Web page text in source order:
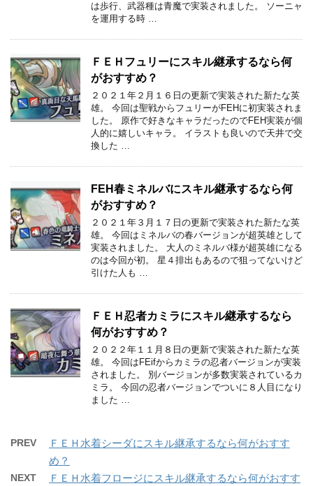
は歩行、武器種は青魔で実装されました。 ソーニャ
を運用する時 …
ＦＥＨフュリーにスキル継承するなら何
がおすすめ？
２０２１年２月１６日の更新で実装された新たな英
雄。 今回は聖戦からフュリーがFEHに初実装されま
した。 原作で好きなキャラだったのでFEH実装が個
人的に嬉しいキャラ。 イラストも良いので天井で交
換した …
FEH春ミネルバにスキル継承するなら何
がおすすめ？
２０２１年３月１７日の更新で実装された新たな英
雄。 今回はミネルバの春バージョンが超英雄として
実装されました。 大人のミネルバ様が超英雄になる
のは今回が初。 星４排出もあるので狙ってないけど
引けた人も …
ＦＥＨ忍者カミラにスキル継承するなら
何がおすすめ？
２０２２年１１月８日の更新で実装された新たな英
雄。 今回はFEifからカミラの忍者バージョンが実装
されました。 別バージョンが多数実装されているカ
ミラ。 今回の忍者バージョンでついに８人目になり
ました …
PREV
ＦＥＨ水着シーダにスキル継承するなら何がおすす
め？
NEXT
ＦＥＨ水着フロージにスキル継承するなら何がおすす